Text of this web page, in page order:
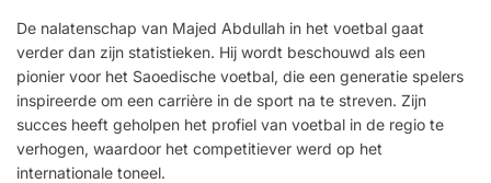
De nalatenschap van Majed Abdullah in het voetbal gaat
verder dan zijn statistieken. Hij wordt beschouwd als een
pionier voor het Saoedische voetbal, die een generatie spelers
inspireerde om een carrière in de sport na te streven. Zijn
succes heeft geholpen het profiel van voetbal in de regio te
verhogen, waardoor het competitiever werd op het
internationale toneel.